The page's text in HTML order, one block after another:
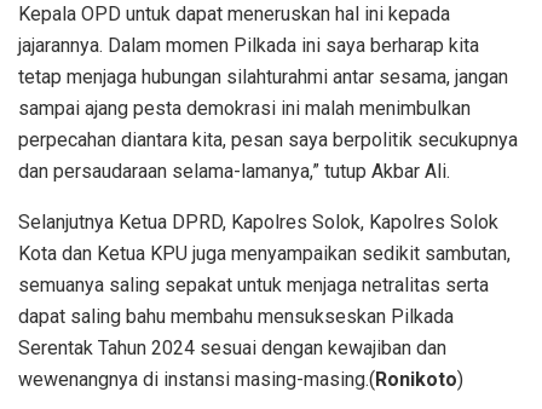
Kepala OPD untuk dapat meneruskan hal ini kepada
jajarannya. Dalam momen Pilkada ini saya berharap kita
tetap menjaga hubungan silahturahmi antar sesama, jangan
sampai ajang pesta demokrasi ini malah menimbulkan
perpecahan diantara kita, pesan saya berpolitik secukupnya
dan persaudaraan selama-lamanya,” tutup Akbar Ali.
Selanjutnya Ketua DPRD, Kapolres Solok, Kapolres Solok
Kota dan Ketua KPU juga menyampaikan sedikit sambutan,
semuanya saling sepakat untuk menjaga netralitas serta
dapat saling bahu membahu mensukseskan Pilkada
Serentak Tahun 2024 sesuai dengan kewajiban dan
wewenangnya di instansi masing-masing.(Ronikoto)